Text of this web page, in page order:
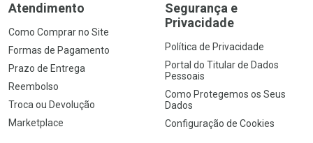
Atendimento
Como Comprar no Site
Formas de Pagamento
Prazo de Entrega
Reembolso
Troca ou Devolução
Marketplace
Segurança e
Privacidade
Política de Privacidade
Portal do Titular de Dados
Pessoais
Como Protegemos os Seus
Dados
Configuração de Cookies